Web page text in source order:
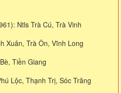
Ntls Trà Cú, Trà Vinh
Xuân, Trà Ôn, Vĩnh Long
Tiền Giang
Lộc, Thạnh Trị, Sóc Trăng